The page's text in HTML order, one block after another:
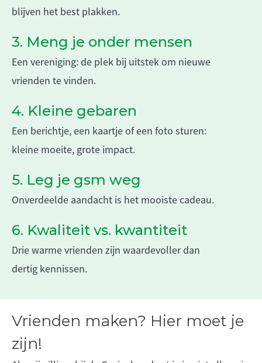
blijven het best plakken.
3. Meng je onder mensen
Een vereniging: de plek bij uitstek om nieuwe
vrienden te vinden.
4. Kleine gebaren
Een berichtje, een kaartje of een foto sturen:
kleine moeite, grote impact.
5. Leg je gsm weg
Onverdeelde aandacht is het mooiste cadeau.
6. Kwaliteit vs. kwantiteit
Drie warme vrienden zijn waardevoller dan
dertig kennissen.
Vrienden maken? Hier moet je
zijn!